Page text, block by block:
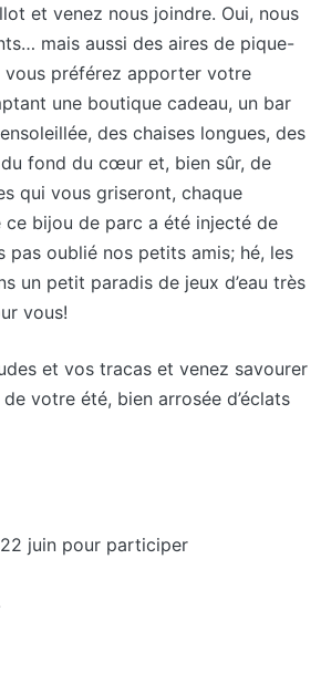
et venez nous joindre. Oui, nous
mais aussi des aires de pique-
vous préférez apporter votre
une boutique cadeau, un bar
des chaises longues, des
fond du cœur et, bien sûr, de
qui vous griseront, chaque
bijou de parc a été injecté de
pas oublié nos petits amis; hé, les
un petit paradis de jeux d’eau très
vous!
et vos tracas et venez savourer
votre été, bien arrosée d’éclats
22 juin pour participer